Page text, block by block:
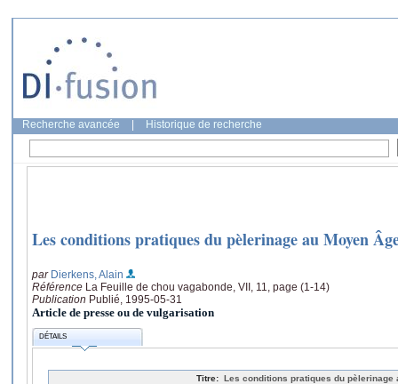
Recherche avancée Historique de recherche
Les conditions pratiques du pèlerinage au Moyen
par Dierkens, Alain
Référence La Feuille de chou vagabonde, VII, 11, page (1-14)
Publication Publié, 1995-05-31
Article de presse ou de vulgarisation
DÉTAILS
Titre: Les conditions pratiques du pèlerinage